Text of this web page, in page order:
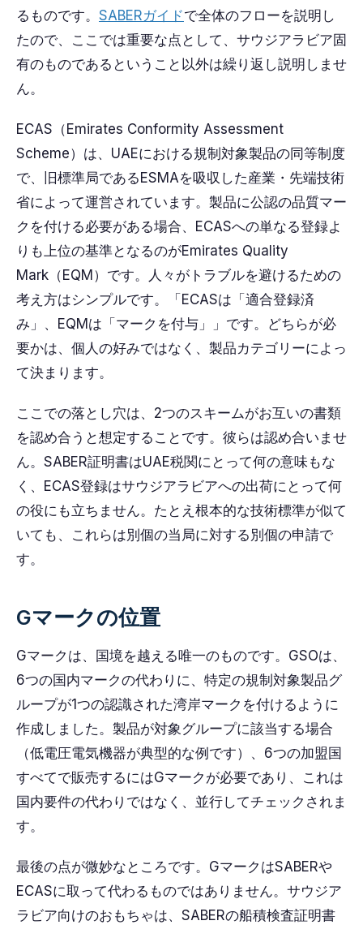
るものです。 SABERガイドで全体のフローを説明し
たので、ここでは重要な点として、サウジアラビア固
有のものであるということ以外は繰り返し説明しませ
ん。
ECAS（Emirates Conformity Assessment
Scheme）は、UAEにおける規制対象製品の同等制度
で、旧標準局であるESMAを吸収した産業・先端技術
省によって運営されています。製品に公認の品質マー
クを付ける必要がある場合、ECASへの単なる登録よ
りも上位の基準となるのがEmirates Quality
Mark（EQM）です。人々がトラブルを避けるための
考え方はシンプルです。「ECASは「適合登録済
み」、EQMは「マークを付与」」です。どちらが必
要かは、個人の好みではなく、製品カテゴリーによっ
て決まります。
ここでの落とし穴は、2つのスキームがお互いの書類
を認め合うと想定することです。彼らは認め合いませ
ん。SABER証明書はUAE税関にとって何の意味もな
く、ECAS登録はサウジアラビアへの出荷にとって何
の役にも立ちません。たとえ根本的な技術標準が似て
いても、これらは別個の当局に対する別個の申請で
す。
Gマークの位置
Gマークは、国境を越える唯一のものです。GSOは、
6つの国内マークの代わりに、特定の規制対象製品グ
ループが1つの認識された湾岸マークを付けるように
作成しました。製品が対象グループに該当する場合
（低電圧電気機器が典型的な例です）、6つの加盟国
すべてで販売するにはGマークが必要であり、これは
国内要件の代わりではなく、並行してチェックされま
す。
最後の点が微妙なところです。GマークはSABERや
ECASに取って代わるものではありません。サウジア
ラビア向けのおもちゃは、SABERの船積検査証明書